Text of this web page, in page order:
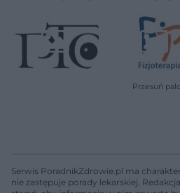
Serwis PoradnikZdrowie.pl ma
nie zastępuje porady lekarskiej.